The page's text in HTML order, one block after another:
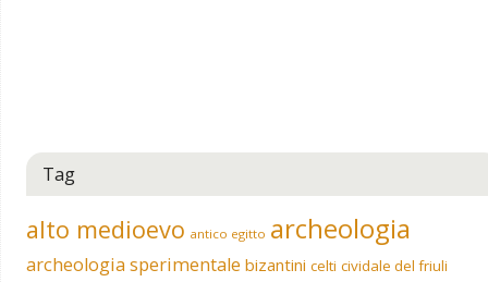
Tag
alto medioevo antico egitto archeologia
archeologia sperimentale bizantini celti cividale del friuli